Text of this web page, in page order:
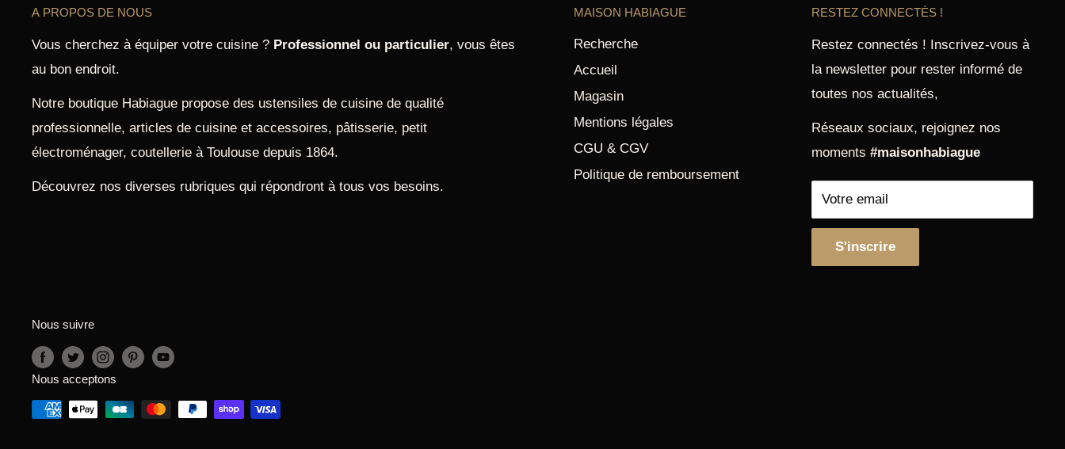
A PROPOS DE NOUS
Vous cherchez à équiper votre cuisine ? Professionnel ou particulier, vous êtes
au bon endroit.
Notre boutique Habiague propose des ustensiles de cuisine de qualité
professionnelle, articles de cuisine et accessoires, pâtisserie, petit
électroménager, coutellerie à Toulouse depuis 1864.
Découvrez nos diverses rubriques qui répondront à tous vos besoins.
MAISON HABIAGUE
Recherche
Accueil
Magasin
Mentions légales
CGU & CGV
Politique de remboursement
RESTEZ CONNECTÉS !
Restez connectés ! Inscrivez-vous à
la newsletter pour rester informé de
toutes nos actualités,
Réseaux sociaux, rejoignez nos
moments #maisonhabiague
Votre email
S'inscrire
Nous suivre
Nous acceptons